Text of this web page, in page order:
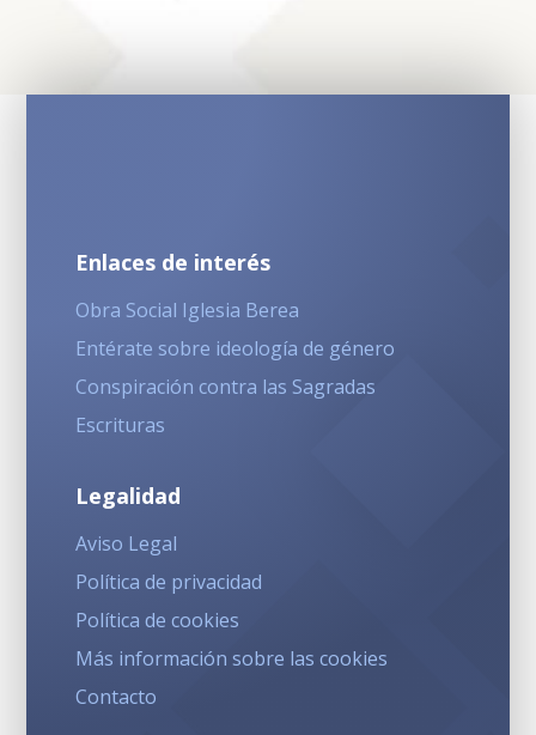
Enlaces de interés
Obra Social Iglesia Berea
Entérate sobre ideología de género
Conspiración contra las Sagradas
Escrituras
Legalidad
Aviso Legal
Política de privacidad
Política de cookies
Más información sobre las cookies
Contacto